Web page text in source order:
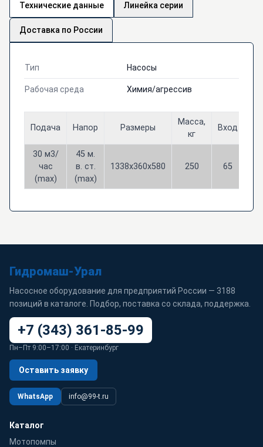
Технические данные Линейка серии
Доставка по России
Тип Насосы
Рабочая среда Химия/агрессив
Подача Напор Размеры
Масса,
кг
Вход
30 м3/
час
(max)
45 м.
в. ст.
(max)
1338х360х580 250 65
Гидромаш-Урал
Насосное оборудование для предприятий России — 3188
позиций в каталоге. Подбор, поставка со склада, поддержка.
+7 (343) 361-85-99
Пн–Пт 9:00–17:00 · Екатеринбург
Оставить заявку
WhatsApp info@99-t.ru
Каталог
Мотопомпы